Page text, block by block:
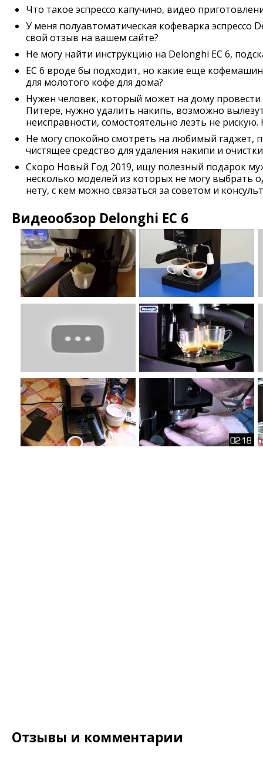
Что такое эспрессо капучино, видео
У меня полуавтоматическая кофеварка эспрессо
свой отзыв на вашем сайте?
Не могу найти инструкцию на Delonghi EC 6,
EC 6 вроде бы подходит, но какие еще
для молотого кофе для дома?
Нужен человек, который может на дому
Питере, нужно удалить накипь, возможно
неисправности, сомостоятельно лезть не
Не могу спокойно смотреть на любимый гаджет,
чистящее средство для удаления накипи и
Скоро Новый Год 2019, ищу полезный подарок
несколько моделей из которых не могу выбрать
нету, с кем можно связаться за советом и
Видеообзор Delonghi EC 6
Отзывы и комментарии